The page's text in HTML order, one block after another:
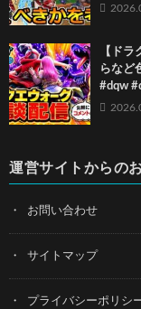
【ド
らなど
#dqw
運営サイトからの
お問い合わせ
サイトマップ
プライバシーポリシ